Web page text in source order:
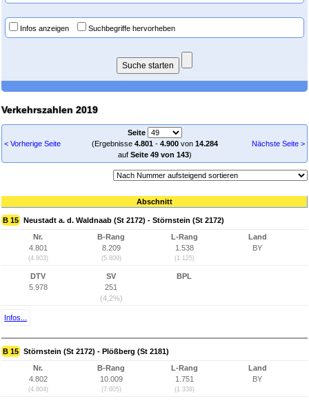
Infos anzeigen Suchbegriffe hervorheben
Verkehrszahlen 2019
< Vorherige Seite
Seite
(Ergebnisse 4.801- 4.900von 14.284
auf Seite 49 von 143)
Nächste Seite >
Abschnitt
B 15 Neustadt a. d. Waldnaab (St 2172) - Störnstein (St 2172)
Nr.
4.801
(4.803)
B-Rang
8.209
(5.809)
L-Rang
1.538
(1.125)
Land
BY
DTV
5.978
SV
251
(4,2%)
BPL
Infos...
B 15 Störnstein (St 2172) - Plößberg (St 2181)
Nr.
4.802
(4.804)
B-Rang
10.009
(7.605)
L-Rang
1.751
(1.338)
Land
BY